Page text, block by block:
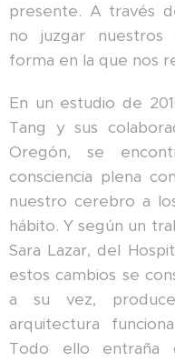
presente. A través
no juzgar nuestros
forma en la que nos
En un estudio de
Tang y sus
Oregón, se
consciencia plena
nuestro cerebro a
hábito. Y según un
Sara Lazar, del
estos cambios se
a su vez,
arquitectura
Todo ello entraña